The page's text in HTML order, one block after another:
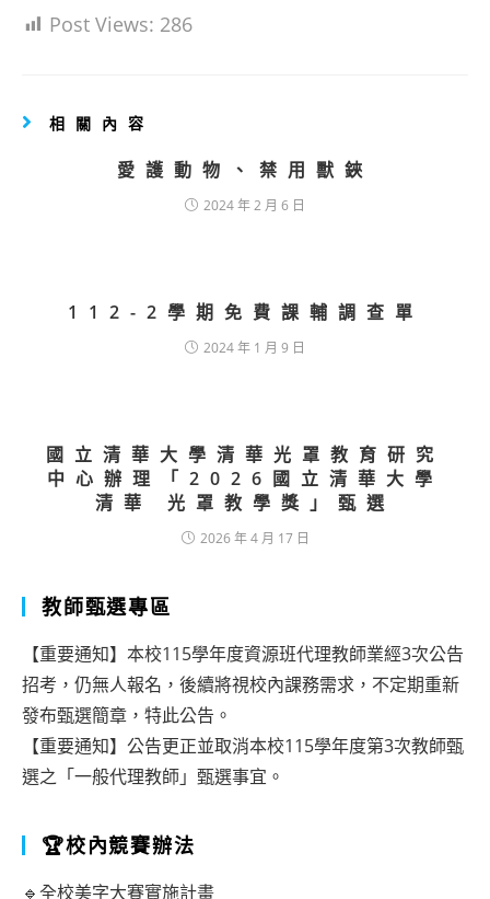
Post Views: 286
相關內容
愛護動物、禁用獸鋏
2024 年 2 月 6 日
112-2學期免費課輔調查單
2024 年 1 月 9 日
國立清華大學清華光罩教育研究
中心辦理「2026國立清華大學
清華 光罩教學獎」甄選
2026 年 4 月 17 日
教師甄選專區
【重要通知】本校115學年度資源班代理教師業經3次公告
招考，仍無人報名，後續將視校內課務需求，不定期重新
發布甄選簡章，特此公告。
【重要通知】公告更正並取消本校115學年度第3次教師甄
選之「一般代理教師」甄選事宜。
🏆校內競賽辦法
🔹全校美字大賽實施計畫